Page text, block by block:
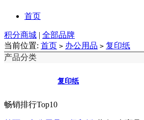
首页
积分商城 | 全部品牌
当前位置: 首页 > 办公用品 > 复印纸
产品分类
复印纸
畅销排行Top10